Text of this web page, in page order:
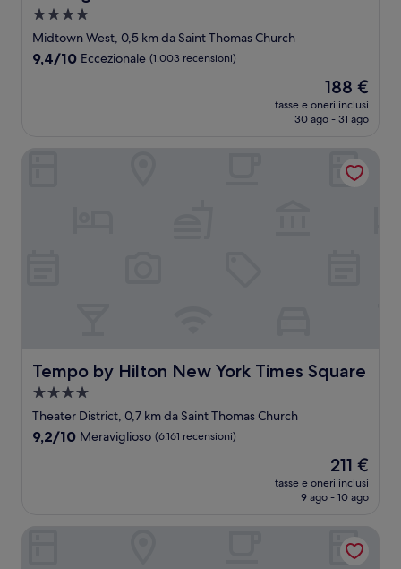
Struttura
a
4.0
Midtown West, 0,5 km da Saint Thomas Church
9.4
9,4/10 Eccezionale (1.003 recensioni)
Il
prezzo
attuale
188 €
188 €
tasse e oneri inclusi
30 ago - 31 ago
Tempo by Hilton New York Times Square
Tempo by Hilton New York Times Square
Struttura
a
4.0
Theater District, 0,7 km da Saint Thomas Church
9.2
9,2/10 Meraviglioso (6.161 recensioni)
Il
prezzo
attuale
211 €
211 €
tasse e oneri inclusi
9 ago - 10 ago